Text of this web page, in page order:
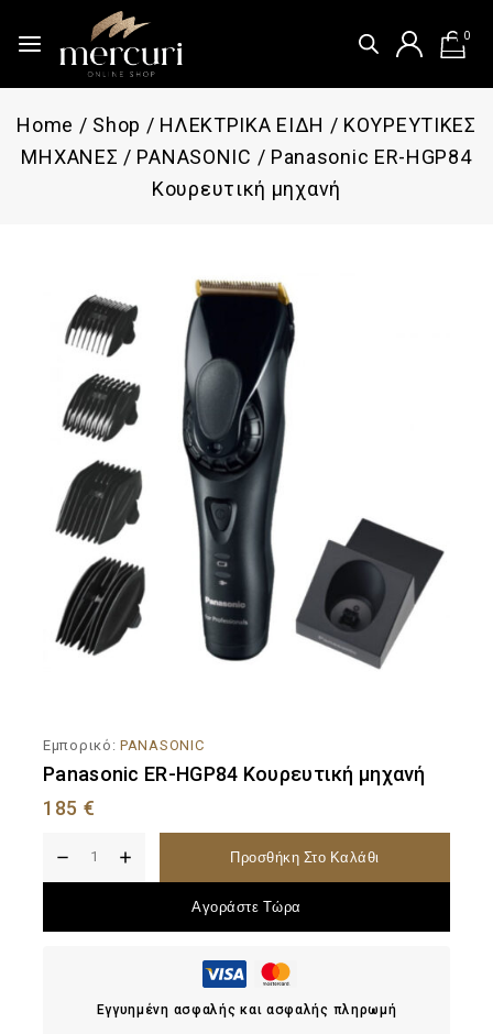
0
Home / Shop / ΗΛΕΚΤΡΙΚΑ ΕΙΔΗ / ΚΟΥΡΕΥΤΙΚΕΣ
ΜΗΧΑΝΕΣ / PANASONIC / Panasonic ER-HGP84
Κουρευτική μηχανή
Εμπορικό: PANASONIC
Panasonic ER-HGP84 Κουρευτική μηχανή
185 €
Προσθήκη Στο Καλάθι
Αγοράστε Τώρα
Εγγυημένη ασφαλής και ασφαλής πληρωμή